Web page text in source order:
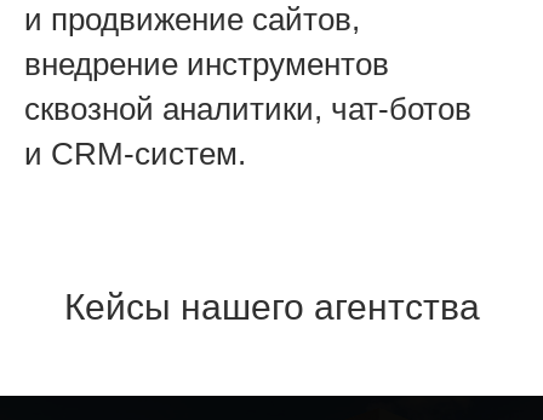
и продвижение сайтов,
внедрение инструментов
сквозной аналитики, чат-ботов
и CRM-систем.
Кейсы нашего агентства